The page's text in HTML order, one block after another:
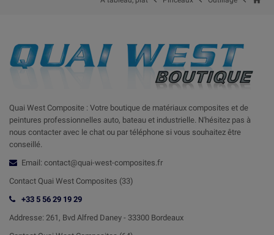
Quai West Composite : Votre boutique de matériaux composites et de
peintures professionnelles auto, bateau et industrielle. N'hésitez pas à
nous contacter avec le chat ou par téléphone si vous souhaitez être
conseillé.
Email: contact@quai-west-composites.fr
Contact Quai West Composites (33)
+33 5 56 29 19 29
Addresse: 261, Bvd Alfred Daney - 33300 Bordeaux